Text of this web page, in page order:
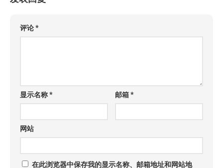
评论*
显示名称* 邮箱*
网站
在此浏览器中保存我的显示名称、邮箱地址和网站地